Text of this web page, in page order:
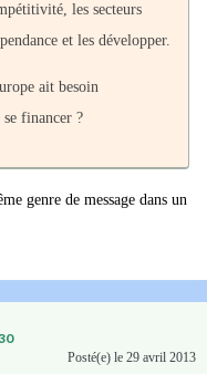
les secteurs
et les développer.
ait besoin
financer ?
genre de message dans un
Posté(e) le 29 avril 2013